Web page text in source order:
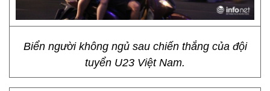
Biển người không ngủ sau chiến thắng của đội
tuyển U23 Việt Nam.